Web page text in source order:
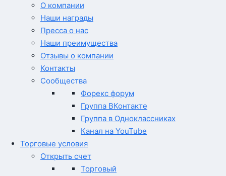
О компании
Наши награды
Пресса о нас
Наши преимущества
Отзывы о компании
Контакты
Сообщества
Форекс форум
Группа ВКонтакте
Группа в Одноклассниках
Канал на YouTube
Торговые условия
Открыть счет
Торговый